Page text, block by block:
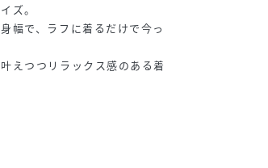
ズ。
幅で、ラフに着るだけで今っ
えつつリラックス感のある着